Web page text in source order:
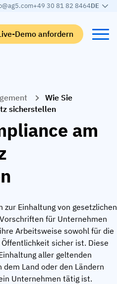
+49 30 81 82 8464DE
Demo anfordern
Wie Sie
sicherstellen
am
zur Einhaltung von gesetzlichen
für Unternehmen
Arbeitsweise sowohl für die
sicher ist. Diese
aller geltenden
Land oder den Ländern
Unternehmen tätig ist.